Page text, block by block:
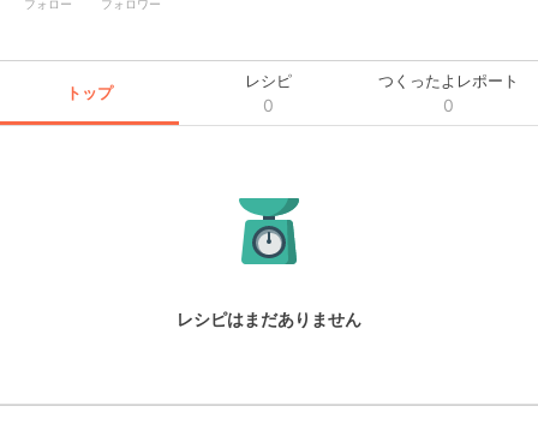
フォロー フォロワー
トップ
レシピ
0
つくったよレポート
0
レシピはまだありません